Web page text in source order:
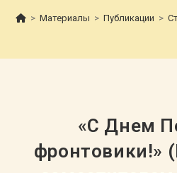
> Материалы > Публикации >
«С Днем
фронтовики!»